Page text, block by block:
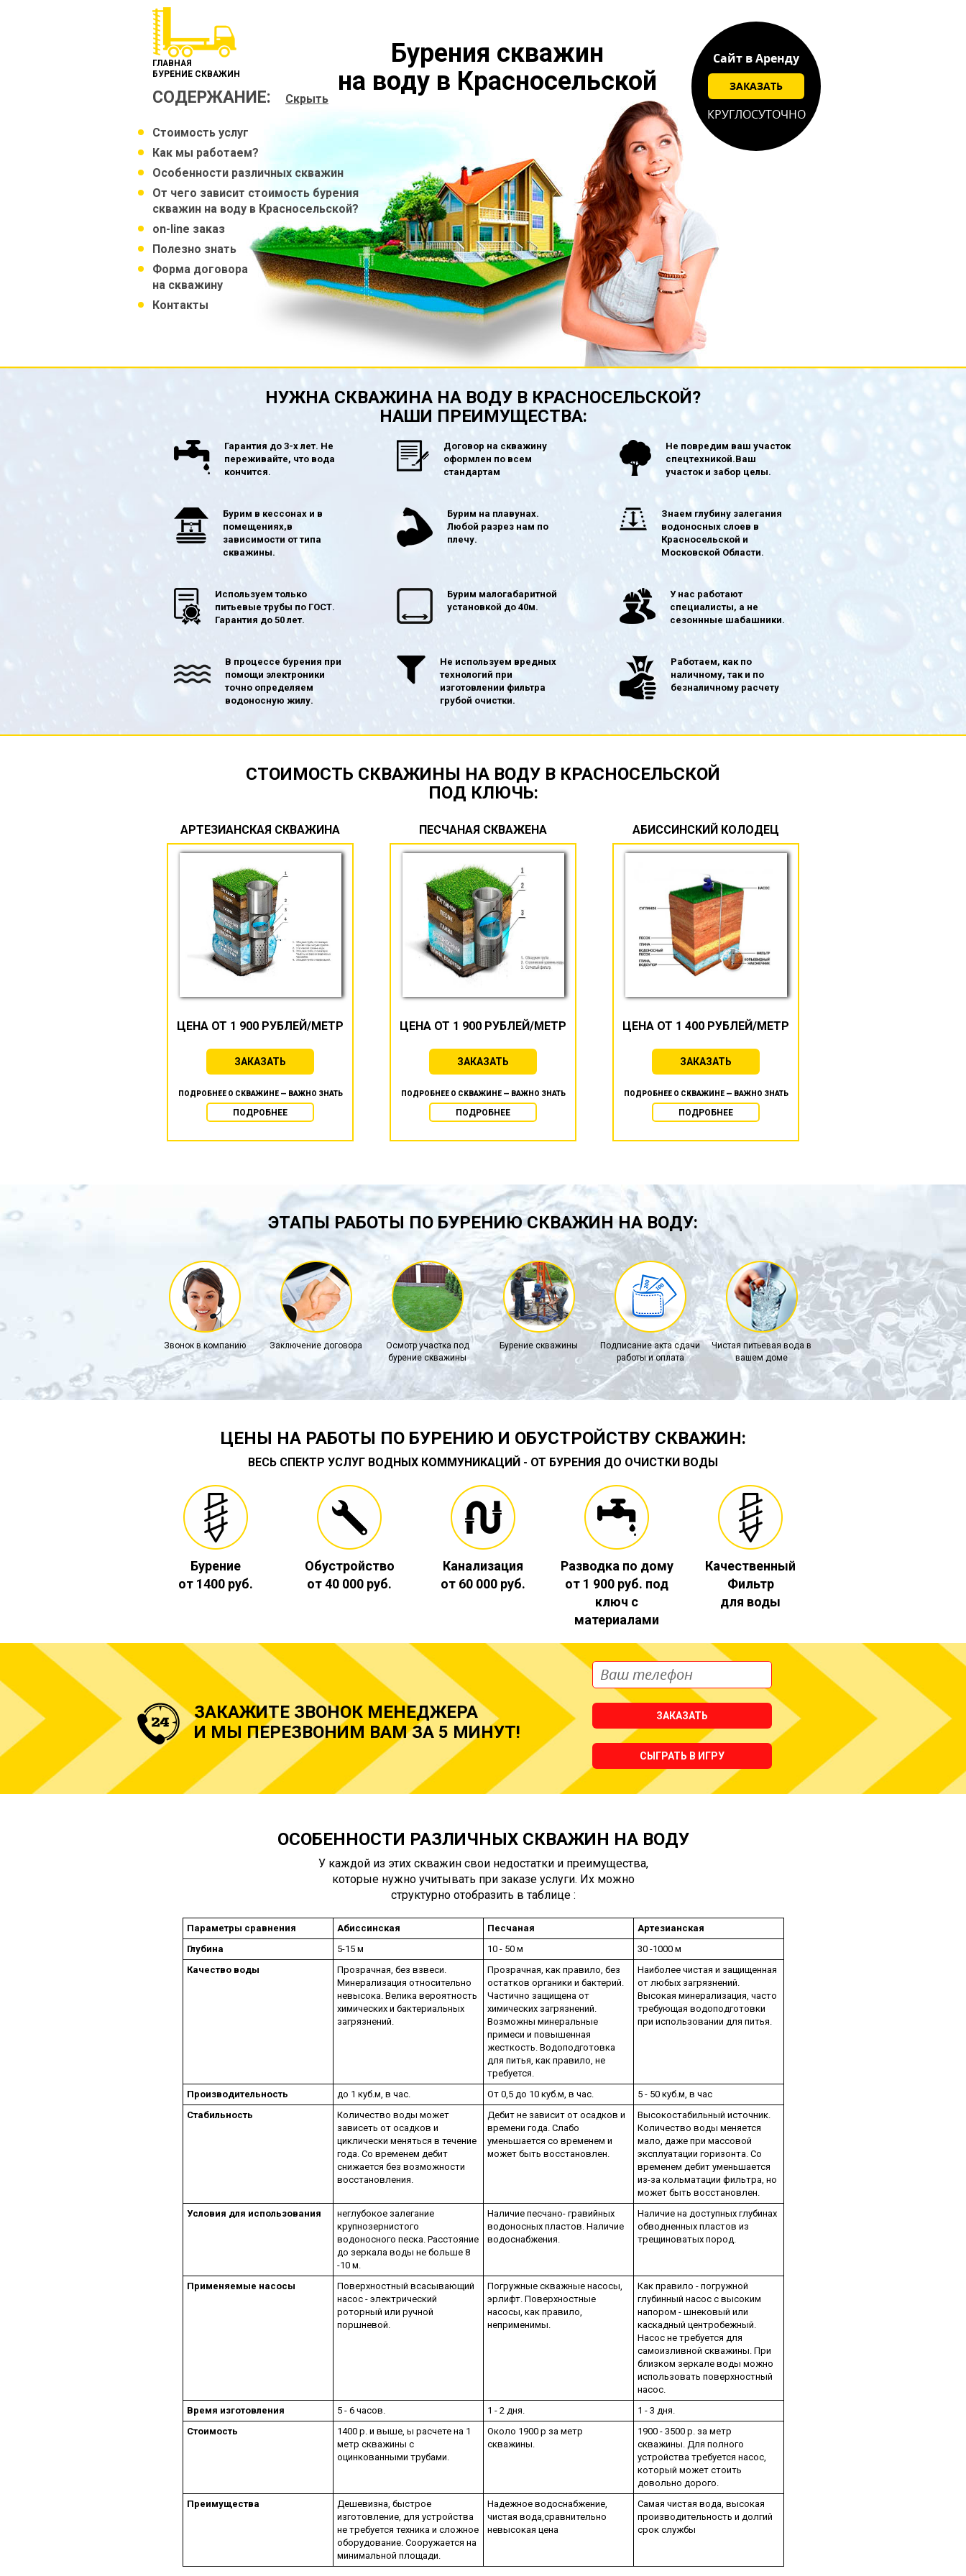
ГЛАВНАЯ
БУРЕНИЕ СКВАЖИН
Бурения скважин
на воду в Красносельской
Сайт в Аренду
ЗАКАЗАТЬ
КРУГЛОСУТОЧНО
СОДЕРЖАНИЕ: Скрыть
Стоимость услуг
Как мы работаем?
Особенности различных скважин
От чего зависит стоимость бурения
скважин на воду в Красносельской?
on-line заказ
Полезно знать
Форма договора
на скважину
Контакты
НУЖНА СКВАЖИНА НА ВОДУ В КРАСНОСЕЛЬСКОЙ?
НАШИ ПРЕИМУЩЕСТВА:
Гарантия до 3-х лет. Не
переживайте, что вода
кончится.
Договор на скважину
оформлен по всем
стандартам
Не повредим ваш участок
спецтехникой.Ваш
участок и забор целы.
Бурим в кессонах и в
помещениях,в
зависимости от типа
скважины.
Бурим на плавунах.
Любой разрез нам по
плечу.
Знаем глубину залегания
водоносных слоев в
Красносельской и
Московской Области.
Используем только
питьевые трубы по ГОСТ.
Гарантия до 50 лет.
Бурим малогабаритной
установкой до 40м.
У нас работают
специалисты, а не
сезоннные шабашники.
В процессе бурения при
помощи электроники
точно определяем
водоносную жилу.
Не используем вредных
технологий при
изготовлении фильтра
грубой очистки.
Работаем, как по
наличному, так и по
безналичному расчету
СТОИМОСТЬ СКВАЖИНЫ НА ВОДУ В КРАСНОСЕЛЬСКОЙ
ПОД КЛЮЧЬ:
АРТЕЗИАНСКАЯ СКВАЖИНА
ЦЕНА ОТ 1 900 РУБЛЕЙ/МЕТР
ЗАКАЗАТЬ
ПОДРОБНЕЕ О СКВАЖИНЕ — ВАЖНО ЗНАТЬ
ПОДРОБНЕЕ
ПЕСЧАНАЯ СКВАЖЕНА
ЦЕНА ОТ 1 900 РУБЛЕЙ/МЕТР
ЗАКАЗАТЬ
ПОДРОБНЕЕ О СКВАЖИНЕ — ВАЖНО ЗНАТЬ
ПОДРОБНЕЕ
АБИССИНСКИЙ КОЛОДЕЦ
ЦЕНА ОТ 1 400 РУБЛЕЙ/МЕТР
ЗАКАЗАТЬ
ПОДРОБНЕЕ О СКВАЖИНЕ — ВАЖНО ЗНАТЬ
ПОДРОБНЕЕ
ЭТАПЫ РАБОТЫ ПО БУРЕНИЮ СКВАЖИН НА ВОДУ:
Звонок в компанию Заключение договора
Осмотр участка под
бурение скважины
Бурение скважины
Подписание акта сдачи
работы и оплата
Чистая питьевая вода в
вашем доме
ЦЕНЫ НА РАБОТЫ ПО БУРЕНИЮ И ОБУСТРОЙСТВУ СКВАЖИН:
ВЕСЬ СПЕКТР УСЛУГ ВОДНЫХ КОММУНИКАЦИЙ - ОТ БУРЕНИЯ ДО ОЧИСТКИ ВОДЫ
Бурение
от 1400 руб.
Обустройство
от 40 000 руб.
Канализация
от 60 000 руб.
Разводка по дому
от 1 900 руб. под
ключ с
материалами
Качественный
Фильтр
для воды
ЗАКАЖИТЕ ЗВОНОК МЕНЕДЖЕРА
И МЫ ПЕРЕЗВОНИМ ВАМ ЗА 5 МИНУТ!
ЗАКАЗАТЬ
СЫГРАТЬ В ИГРУ
ОСОБЕННОСТИ РАЗЛИЧНЫХ СКВАЖИН НА ВОДУ
У каждой из этих скважин свои недостатки и преимущества,
которые нужно учитывать при заказе услуги. Их можно
структурно отобразить в таблице :
Параметры сравнения Абиссинская Песчаная
Артезианская
Глубина
5-15 м 10 - 50 м
30 -1000 м
Качество воды
Прозрачная, без взвеси.
Минерализация относительно
невысока. Велика вероятность
химических и бактериальных
загрязнений.
Прозрачная, как правило, без
остатков органики и бактерий.
Частично защищена от
химических загрязнений.
Возможны минеральные
примеси и повышенная
жесткость. Водоподготовка
для питья, как правило, не
требуется.
Наиболее чистая и защищенная
от любых загрязнений.
Высокая минерализация, часто
требующая водоподготовки
при использовании для питья.
Производительность до 1 куб.м, в час. От 0,5 до 10 куб.м, в час.
5 - 50 куб.м, в час
Стабильность
Количество воды может
зависеть от осадков и
циклически меняться в течение
года. Со временем дебит
снижается без возможности
восстановления.
Дебит не зависит от осадков и
времени года. Слабо
уменьшается со временем и
может быть восстановлен.
Высокостабильный источник.
Количество воды меняется
мало, даже при массовой
эксплуатации горизонта. Со
временем дебит уменьшается
из-за кольматации фильтра, но
может быть восстановлен.
Условия для использования
неглубокое залегание
крупнозернистого
водоносного песка. Расстояние
до зеркала воды не больше 8
-10 м.
Наличие песчано- гравийных
водоносных пластов. Наличие
водоснабжения.
Наличие на доступных глубинах
обводненных пластов из
трещиноватых пород.
Применяемые насосы
Поверхностный всасывающий
насос - электрический
роторный или ручной
поршневой.
Погружные скважные насосы,
эрлифт. Поверхностные
насосы, как правило,
неприменимы.
Как правило - погружной
глубинный насос с высоким
напором - шнековый или
каскадный центробежный.
Насос не требуется для
самоизливной скважины. При
близком зеркале воды можно
использовать поверхностный
насос.
Время изготовления
5 - 6 часов. 1 - 2 дня.
1 - 3 дня.
Стоимость
1400 р. и выше, ы расчете на 1
метр скважины с
оцинкованными трубами.
Около 1900 р за метр
скважины.
1900 - 3500 р. за метр
скважины. Для полного
устройства требуется насос,
который может стоить
довольно дорого.
Преимущества
Дешевизна, быстрое
изготовление, для устройства
не требуется техника и сложное
оборудование. Сооружается на
минимальной площади.
Надежное водоснабжение,
чистая вода,сравнительно
невысокая цена
Самая чистая вода, высокая
производительность и долгий
срок службы